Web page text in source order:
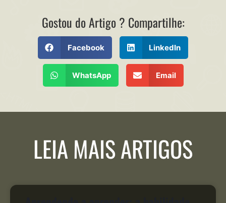
Gostou do Artigo ? Compartilhe:
Facebook LinkedIn
WhatsApp Email
LEIA MAIS ARTIGOS